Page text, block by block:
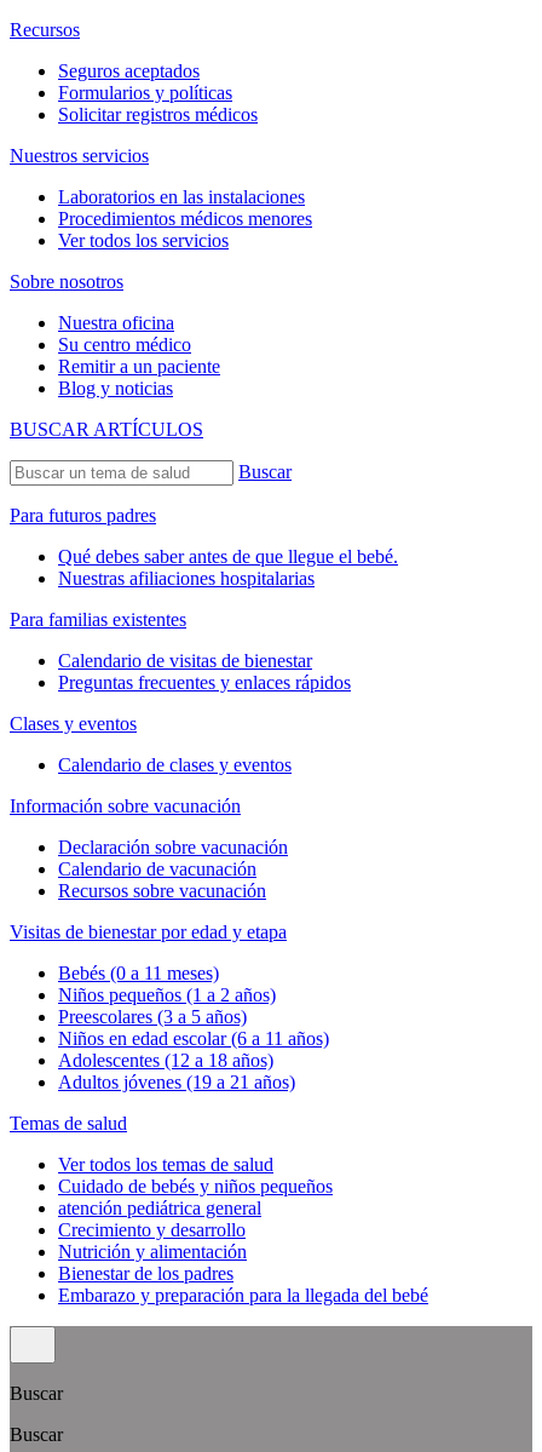
Recursos
Seguros aceptados
Formularios y políticas
Solicitar registros médicos
Nuestros servicios
Laboratorios en las instalaciones
Procedimientos médicos menores
Ver todos los servicios
Sobre nosotros
Nuestra oficina
Su centro médico
Remitir a un paciente
Blog y noticias
BUSCAR ARTÍCULOS
Buscar
Para futuros padres
Qué debes saber antes de que llegue el bebé.
Nuestras afiliaciones hospitalarias
Para familias existentes
Calendario de visitas de bienestar
Preguntas frecuentes y enlaces rápidos
Clases y eventos
Calendario de clases y eventos
Información sobre vacunación
Declaración sobre vacunación
Calendario de vacunación
Recursos sobre vacunación
Visitas de bienestar por edad y etapa
Bebés (0 a 11 meses)
Niños pequeños (1 a 2 años)
Preescolares (3 a 5 años)
Niños en edad escolar (6 a 11 años)
Adolescentes (12 a 18 años)
Adultos jóvenes (19 a 21 años)
Temas de salud
Ver todos los temas de salud
Cuidado de bebés y niños pequeños
atención pediátrica general
Crecimiento y desarrollo
Nutrición y alimentación
Bienestar de los padres
Embarazo y preparación para la llegada del bebé
Buscar
Buscar